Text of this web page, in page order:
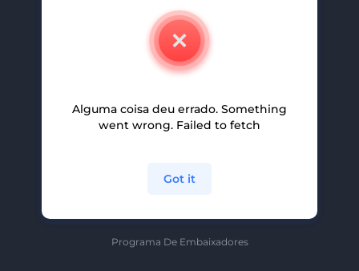
Contate-Nos
Carreiras
Programa De Afiliados
Programa De Embaixadores
Alguma coisa deu errado. Something
went wrong. Failed to fetch
Got it